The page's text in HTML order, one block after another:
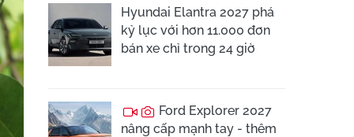
Hyundai Elantra 2027 phá
kỷ lục với hơn 11.000 đơn
bán xe chỉ trong 24 giờ
Ford Explorer 2027
nâng cấp mạnh tay - thêm